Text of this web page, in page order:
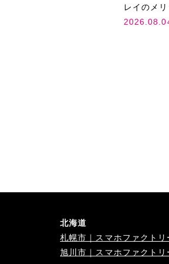
レイのメ
北海道
札幌市｜スマホファクト
旭川市｜スマホファクト